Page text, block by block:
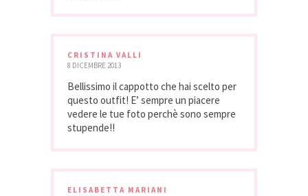
CRISTINA VALLI
8 DICEMBRE 2013
Bellissimo il cappotto che hai scelto per
questo outfit! E’ sempre un piacere
vedere le tue foto perchè sono sempre
stupende!!
ELISABETTA MARIANI